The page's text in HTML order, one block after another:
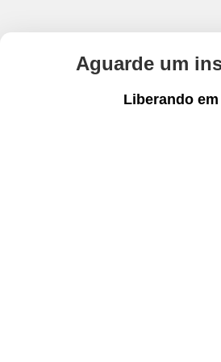
Aguarde um
Liberando em